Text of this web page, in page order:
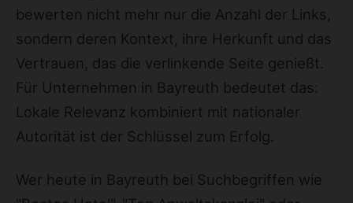
bewerten nicht mehr nur die Anzahl der Links,
sondern deren Kontext, ihre Herkunft und das
Vertrauen, das die verlinkende Seite genießt.
Für Unternehmen in Bayreuth bedeutet das:
Lokale Relevanz kombiniert mit nationaler
Autorität ist der Schlüssel zum Erfolg.
Wer heute in Bayreuth bei Suchbegriffen wie